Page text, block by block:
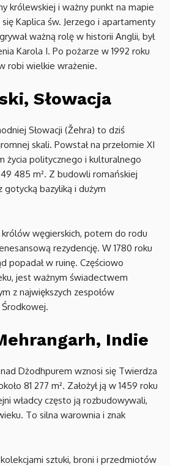
królewskiej i ważny punkt na mapie
Kaplica św. Jerzego i apartamenty
ważną rolę w historii Anglii, był
Karola I. Po pożarze w 1992 roku
robi wielkie wrażenie.
Słowacja
Słowacji (Žehra) to dziś
skali. Powstał na przełomie XI
życia politycznego i kulturalnego
485 m². Z budowli romańskiej
gotycką bazyliką i dużym
królów węgierskich, potem do rodu
rezydencję. W 1780 roku
popadał w ruinę. Częściowo
jest ważnym świadectwem
z największych zespołów
Indie
Dżodhpurem wznosi się Twierdza
81 277 m². Założył ją w 1459 roku
władcy często ją rozbudowywali,
To silna warownia i znak
sztuki, broni i przedmiotów